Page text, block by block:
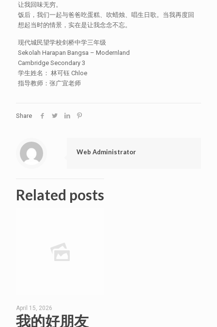
让我回味无穷。
饭后，我们一起与爸爸吃蛋糕、吹蜡烛、唱生日歌。当我再度回
想起当时的情景，实在是让我念念不忘。
现代城民望学校剑桥中学三年级
Sekolah Harapan Bangsa – Modernland
Cambridge Secondary 3
学生姓名： 林可钰 Chloe
指导教师：张广宜老师
Share
Web Administrator
Related posts
April 15, 2026
我的好朋友